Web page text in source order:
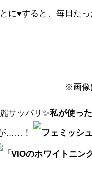
に♥すると、毎日たっ
※画像
サッパリ✨私が使っ
……！ フェミッシュ
「VIOのホワイトニン